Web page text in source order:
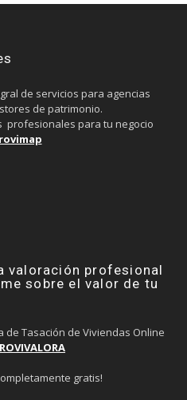
de servicios para agencias
de patrimonio.
profesionales para tu negocio
valoración profesional
sobre el valor de tu
Tasación de Viviendas Online
gratis!